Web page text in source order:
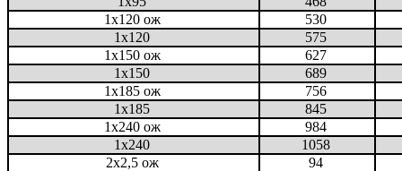
1x120 ож
530
1x120
575
1x150 ож
627
1x150
689
1x185 ож
756
1x185
845
1x240 ож
984
1x240
1058
2x2,5 ож
94